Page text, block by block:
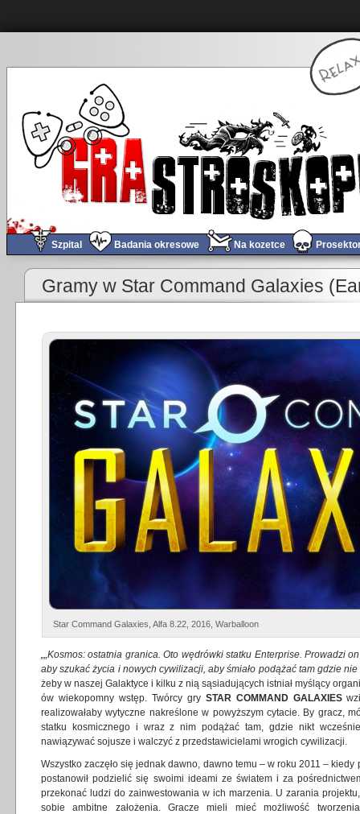
Szpital Badania okresowe Na kozetce
Obchód tygodnia #212
Gramy w Star Command Galaxies
Star Command Galaxies, Alfa 8.22, 2016, Warballoon
„„Kosmos: ostatnia granica. Oto wędrówki statku Enterprise. Prowadzi
aby szukać życia i nowych cywilizacji, aby śmiało podążać tam gdzie nie
żeby w naszej Galaktyce i kilku z nią sąsiadujących istniał myślący
ów wiekopomny wstęp. Twórcy gry STAR COMMAND GALAXIES
realizowałaby wytyczne nakreślone w powyższym cytacie. By gracz,
statku kosmicznego i wraz z nim podążać tam, gdzie nikt
nawiązywać sojusze i walczyć z przedstawicielami wrogich cywilizacji.
Wszystko zaczęło się jednak dawno, dawno temu – w roku 2011 –
postanowił podzielić się swoimi ideami ze światem i za
przekonać ludzi do zainwestowania w ich marzenia. U zarania
sobie ambitne założenia. Gracze mieli mieć możliwość